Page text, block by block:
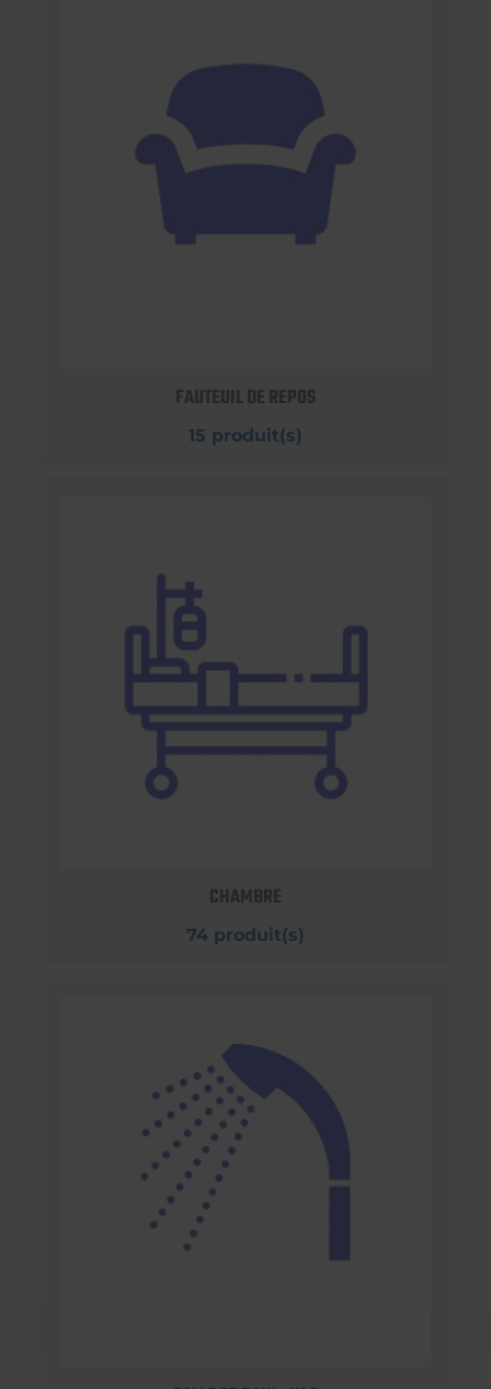
FAUTEUIL DE REPOS
15 produit(s)
CHAMBRE
74 produit(s)